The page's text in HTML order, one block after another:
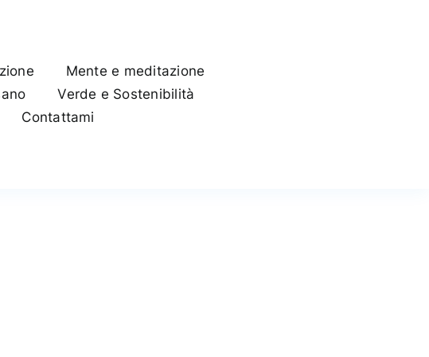
Mente e meditazione
Verde e Sostenibilità
Contattami